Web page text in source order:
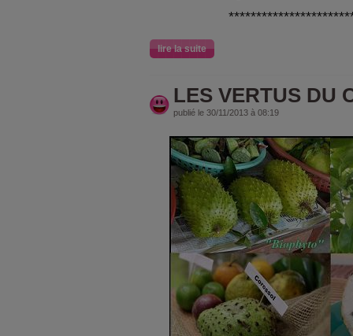
lire la suite
LES VERTUS DU
publié le 30/11/2013 à 08:19